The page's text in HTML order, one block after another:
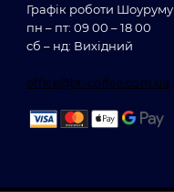
Графік роботи Шоуруму
пн – пт: 09 00 – 18 00
сб – нд: Вихідний
office@bt-coffee.com.ua